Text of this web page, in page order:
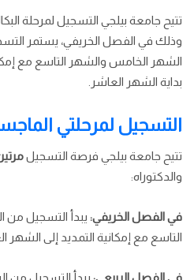
تتيح جامعة بيلجي التسجيل لمرحلة
وذلك في الفصل الخريفي، يستمر
الشهر الخامس والشهر التاسع مع
بداية الشهر العاشر.
التسجيل لمرحلتي
تتيح جامعة بيلجي فرصة التسجيل
والدكتوراه:
في الفصل الخريفي: يبدأ التسجيل من
التاسع مع إمكانية التمديد إلى الشهر